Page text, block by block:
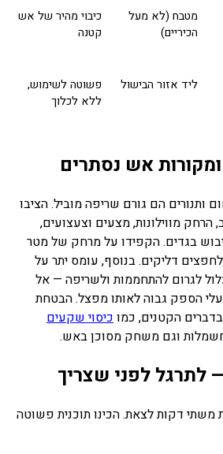
מטבח (לא מעל
הכיריים)
כיבוי מהיר של אש
קטנה
ליד אזור הבישול
פשוטה לשימוש,
ללא לכלוך
אש נסתרים
ותנורים הם גורם שריפה מוביל. הציבו
מווילונות, מצעים וצעצועים,
בגדים. הקפידו על מרחק של מטר
דליקים. בנוסף, עומס יתר על
לגרום להתחממות ולשריפה — אל
הספק גבוה לאותו מפצל. הבטחת
הקטנים, כמוכיסוי שקעים
וגם משחק מסוכן באש.
לתרגל לפני שצריך
דקות לצאת. הכינו תוכנית פשוטה